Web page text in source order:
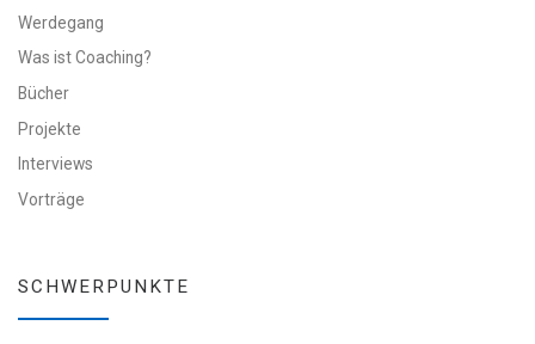
Werdegang
Was ist Coaching?
Bücher
Projekte
Interviews
Vorträge
SCHWERPUNKTE